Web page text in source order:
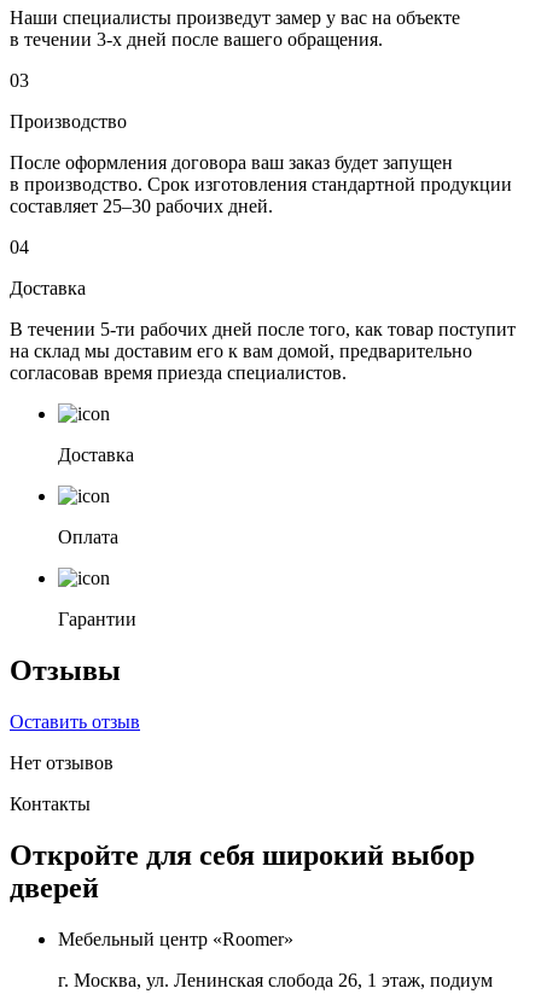
Наши специалисты произведут замер у вас на объекте
в течении 3-х дней после вашего обращения.
03
Производство
После оформления договора ваш заказ будет запущен
в производство. Срок изготовления стандартной продукции
составляет 25–30 рабочих дней.
04
Доставка
В течении 5-ти рабочих дней после того, как товар поступит
на склад мы доставим его к вам домой, предварительно
согласовав время приезда специалистов.
Доставка
Оплата
Гарантии
Отзывы
Оставить отзыв
Нет отзывов
Контакты
Откройте для себя широкий выбор
дверей
Мебельный центр «Roomer»
г. Москва, ул. Ленинская слобода 26, 1 этаж, подиум